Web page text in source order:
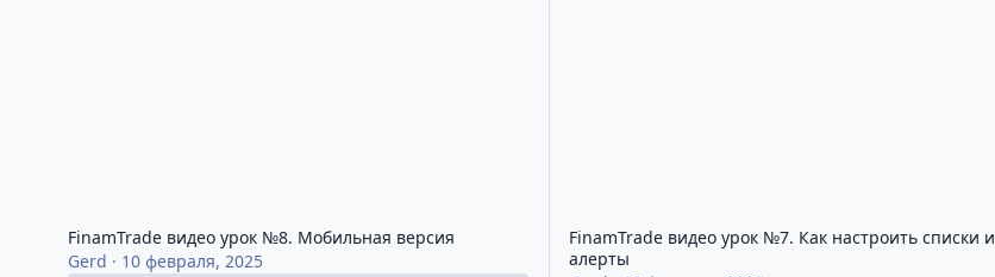
FinamTrade видео урок №8. Мобильная версия
Gerd · 10 февраля, 2025
FinamTrade видео урок №7. Как настроить списки и
алерты